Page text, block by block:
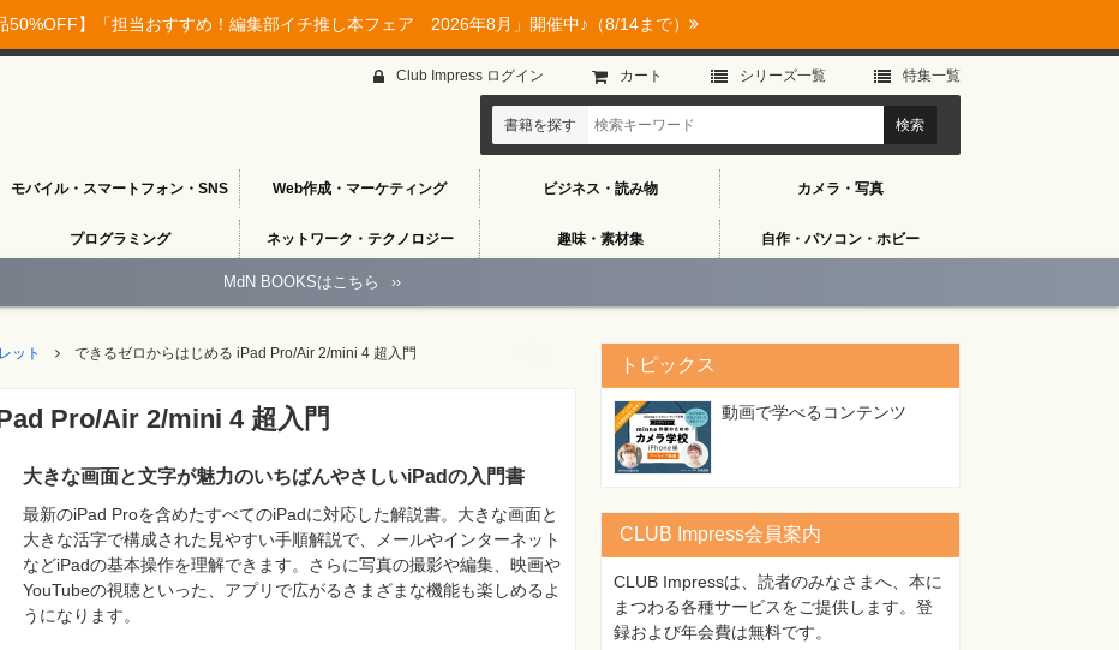
50%OFF】「担当おすすめ！編集部イチ推し本フェア 2026年8月」開催中♪（8/14まで）
モバイル・スマートフォン・SNS Web作成・マーケティング ビジネス・読み物 カメラ・写真
プログラミング ネットワーク・テクノロジー 趣味・素材集 自作・パソコン・ホビー
Club Impress ログイン カート シリーズ⼀覧 特集⼀覧
書籍を探す
MdN BOOKSはこちら ››
ット できるゼロからはじめる iPad Pro/Air 2/mini 4 超入門
Pro/Air 2/mini 4 超入門
大きな画面と文字が魅力のいちばんやさしいiPadの入門書
最新のiPad Proを含めたすべてのiPadに対応した解説書。大きな画面と
大きな活字で構成された見やすい手順解説で、メールやインターネット
などiPadの基本操作を理解できます。さらに写真の撮影や編集、映画や
YouTubeの視聴といった、アプリで広がるさまざまな機能も楽しめるよ
うになります。
トピックス
動画で学べるコンテンツ
CLUB Impress会員案内
CLUB Impressは、読者のみなさまへ、本に
まつわる各種サービスをご提供します。登
録および年会費は無料です。